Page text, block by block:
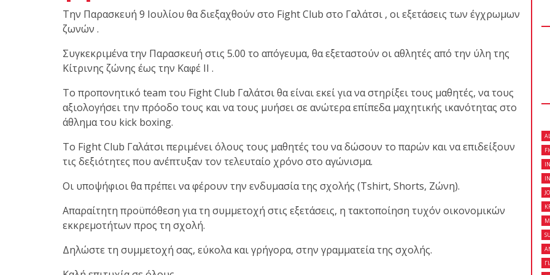
Με μεγάλη επιτυχία πραγματοποιήθηκε το κλειστό σεμινάριο
Brazilian Jiu-Jitsu με τον Grand Master Reyson Gracie στο Fight
Club Galatsi!
Ο Κορυφαίος Βραζιλιάνος προπονητής Reyson Gracie Red Belt
9th Degree, σε σεμινάριο BJJ για λίγους, στο Fight Club Galatsi..!
Την Παρασκευή 9 Ιουλίου θα διεξαχθούν στο Fight Club στο Γαλάτσι , οι εξετάσεις των έγχρωμων
ζωνών .
Συγκεκριμένα την Παρασκευή στις 5.00 το απόγευμα, θα εξεταστούν οι αθλητές από την ύλη της
Κίτρινης ζώνης έως την Καφέ ΙΙ .
Το προπονητικό team του Fight Club Γαλάτσι θα είναι εκεί για να στηρίξει τους μαθητές, να τους
αξιολογήσει την πρόοδο τους και να τους μυήσει σε ανώτερα επίπεδα μαχητικής ικανότητας στο
άθλημα του kick boxing.
Το Fight Club Γαλάτσι περιμένει όλους τους μαθητές του να δώσουν το παρών και να επιδείξουν
τις δεξιότητες που ανέπτυξαν τον τελευταίο χρόνο στο αγώνισμα.
Οι υποψήφιοι θα πρέπει να φέρουν την ενδυμασία της σχολής (Tshirt, Shorts, Ζώνη).
Απαραίτητη προϋπόθεση για τη συμμετοχή στις εξετάσεις, η τακτοποίηση τυχόν οικονομικών
εκκρεμοτήτων προς τη σχολή.
Δηλώστε τη συμμετοχή σας, εύκολα και γρήγορα, στην γραμματεία της σχολής.